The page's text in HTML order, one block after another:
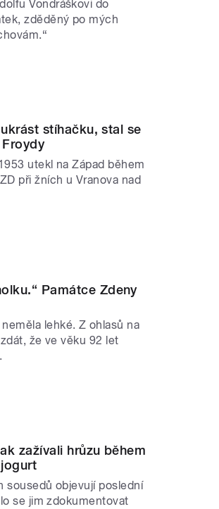
Vondráškovi do
zděděný po mých
stíhačku, stal se
utekl na Západ během
při žních u Vranova nad
Památce Zdeny
lehké. Z ohlasů na
že ve věku 92 let
zažívali hrůzu během
sousedů objevují poslední
se jim zdokumentovat